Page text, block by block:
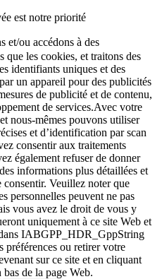
est notre priorité
et/ou accédons à des
que les cookies, et traitons des
identifiants uniques et des
un appareil pour des publicités
de publicité et de contenu,
de services.Avec votre
nous-mêmes pouvons utiliser
et d’identification par scan
consentir aux traitements
également refuser de donner
informations plus détaillées et
Veuillez noter que
personnelles peuvent ne pas
vous avez le droit de vous y
uniquement à ce site Web et
IABGPP_HDR_GppString
ou retirer votre
sur ce site et en cliquant
de la page Web.